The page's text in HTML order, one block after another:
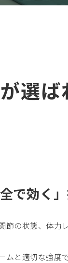
選ば
で効く
節の状態、体力
と適切な強度で